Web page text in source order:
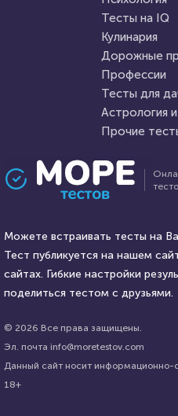
4 февраля 2022
советского кино:
вы второстепенные роли в
знаменитых фильмах?
AlexYasnovidov
23 марта 2021
2 января 2021
Проходили 123 раза
Вы оптимист или
Можете встраивать тесты на
Тест публикуется на нашем
сайтах. Гибкие настройки
поделиться тестом с друзьями.
© 2026 Все права защищены.
Эл. почта info@moretestov.com
Данный сайт носит информационно-
18+
Тесты на IQ
Кулинария
Дорожные
Профессии
Тесты для
Астрология
Прочие